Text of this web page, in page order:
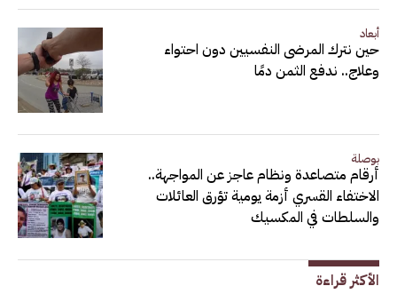
أبعاد
حين نترك المرضى النفسيين دون احتواء
وعلاج.. ندفع الثمن دمًا
بوصلة
أرقام متصاعدة ونظام عاجز عن المواجهة..
الاختفاء القسري أزمة يومية تؤرق العائلات
والسلطات في المكسيك
الأكثر قراءة